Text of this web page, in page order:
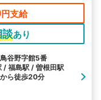
円支給
あり
谷野字館5番
/ 福島駅 / 曽根田駅
ら徒歩20分